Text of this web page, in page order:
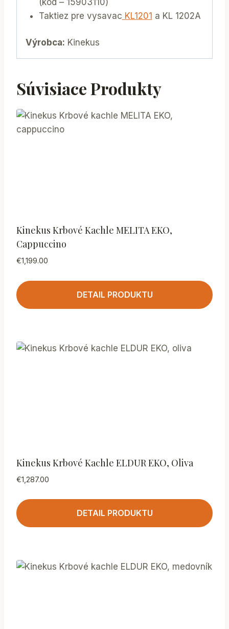
Taktiez pre vysavac KL1201 a KL 1202A
Výrobca: Kinekus
Súvisiace Produkty
Kinekus Krbové Kachle MELITA EKO,
Cappuccino
€1,199.00
DETAIL PRODUKTU
Kinekus Krbové Kachle ELDUR EKO, Oliva
€1,287.00
DETAIL PRODUKTU